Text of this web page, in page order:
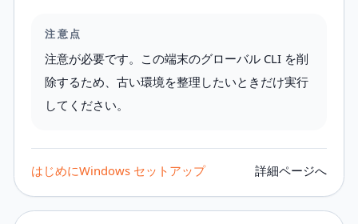
注意点
注意が必要です。この端末のグローバル CLI を削
除するため、古い環境を整理したいときだけ実行
してください。
はじめにWindows セットアップ 詳細ページへ